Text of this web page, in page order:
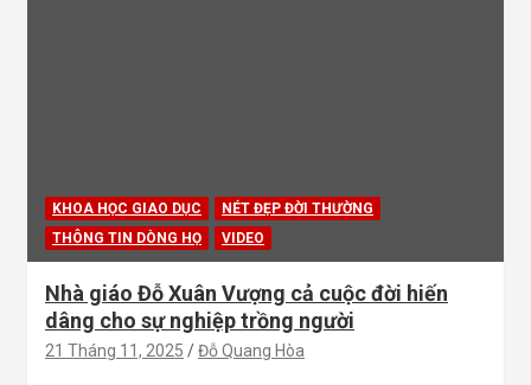
KHOA HỌC GIAO DỤC
NÉT ĐẸP ĐỜI THƯỜNG
THÔNG TIN DÒNG HỌ
VIDEO
Nhà giáo Đỗ Xuân Vượng cả cuộc đời hiến
dâng cho sự nghiệp trồng người
21 Tháng 11, 2025 Đỗ Quang Hòa